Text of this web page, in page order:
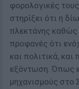
φορολογικές
στηρίξει ότι η
πλεκτάνης
προφανές ότι
και πολιτικά, και
εξόντωση. Όπως
μηχανισμούς